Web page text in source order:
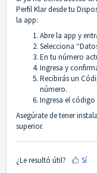
Perfil Klar desde tu
la app:
Abre la app y
Selecciona
En tu número
Ingresa y
Recibirás un
número.
Ingresa el
Asegúrate de tener
superior.
¿Le resultó útil? Sí